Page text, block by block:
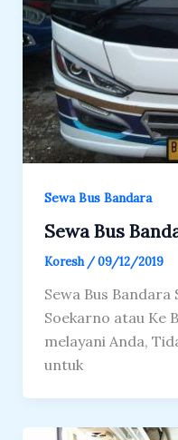
Sewa Bus Bandara
Sewa Bus
Koresh /09/12/2019
Sewa Bus Bandara
Soekarno atau Ke
melayani Anda,
untuk